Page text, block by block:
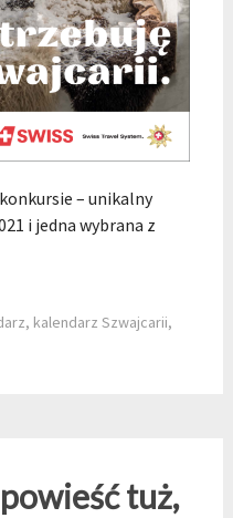
– unikalny
i jedna wybrana z
, kalendarz Szwajcarii,
tuż,